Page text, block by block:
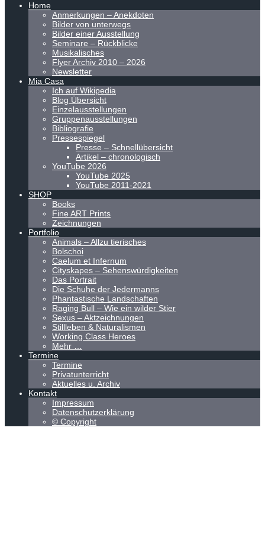
Home
Anmerkungen – Anekdoten
Bilder von unterwegs
Bilder einer Ausstellung
Seminare – Rückblicke
Musikalisches
Flyer Archiv 2010 – 2026
Newsletter
Mia Casa
Ich auf Wikipedia
Blog Übersicht
Einzelausstellungen
Gruppenausstellungen
Bibliografie
Pressespiegel
Presse – Schnellübersicht
Artikel – chronologisch
YouTube 2026
YouTube 2025
YouTube 2011-2021
SHOP
Books
Fine ART Prints
Zeichnungen
Portfolio
Animals – Allzu tierisches
Bolschoi
Caelum et Infernum
Cityskapes – Sehenswürdigkeiten
Das Portrait
Die Schuhe der Jedermanns
Phantastische Landschaften
Raging Bull – Wie ein wilder Stier
Sexus – Aktzeichnungen
Stillleben & Naturalismen
Working Class Heroes
Mehr …
Termine
Termine
Privatunterricht
Aktuelles u. Archiv
Kontakt
Impressum
Datenschutzerklärung
© Copyright